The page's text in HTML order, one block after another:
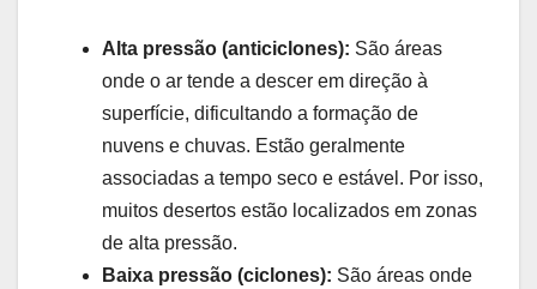
Alta pressão (anticiclones): São áreas
onde o ar tende a descer em direção à
superfície, dificultando a formação de
nuvens e chuvas. Estão geralmente
associadas a tempo seco e estável. Por isso,
muitos desertos estão localizados em zonas
de alta pressão.
Baixa pressão (ciclones): São áreas onde